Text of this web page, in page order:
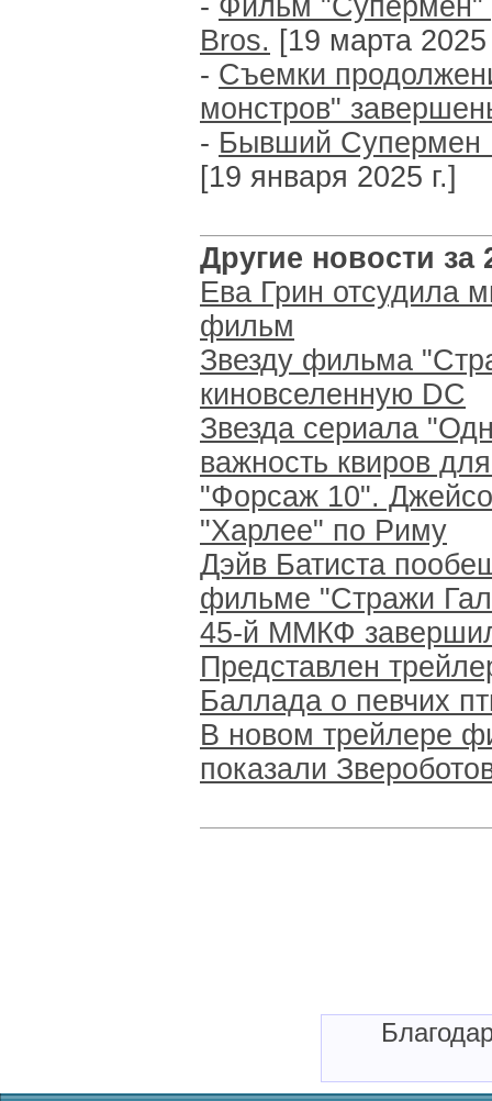
- Фильм "Супермен"
Bros. [19 марта 2025
- Съемки
монстров"
- Бывший Супермен
[19 января 2025 г.]
Другие новости за
Ева Грин отсудила
фильм
Звезду фильма
киновселенную DC
Звезда сериала
важность квиров
"Форсаж 10".
"Харлее" по Риму
Дэйв Батиста
фильме "Стражи
45-й ММКФ
Представлен
Баллада о певчих
В новом трейлере
показали